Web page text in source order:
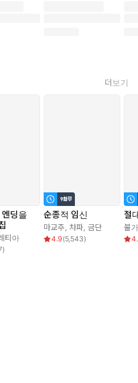
더보기
딩을
티아
)
순종적 임신
마교주 차파 금단
4.9(5,543)
절
불